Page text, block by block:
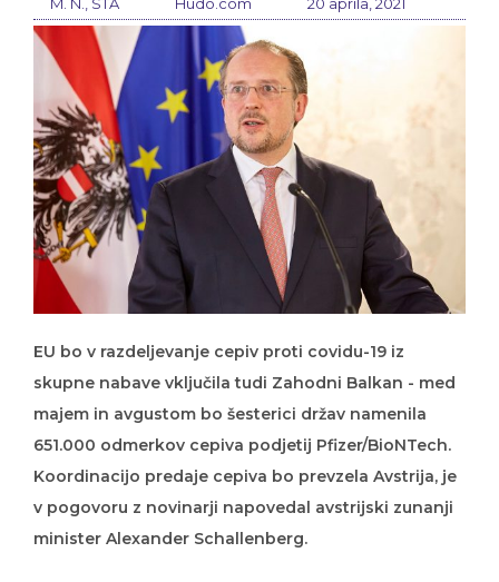
skupne nabave vključila tudi Zahodni Balkan - med
majem in avgustom bo šesterici držav namenila
651.000 odmerkov cepiva podjetij Pfizer/BioNTech.
Koordinacijo predaje cepiva bo prevzela Avstrija, je
v pogovoru z novinarji napovedal avstrijski zunanji
minister Alexander Schallenberg.